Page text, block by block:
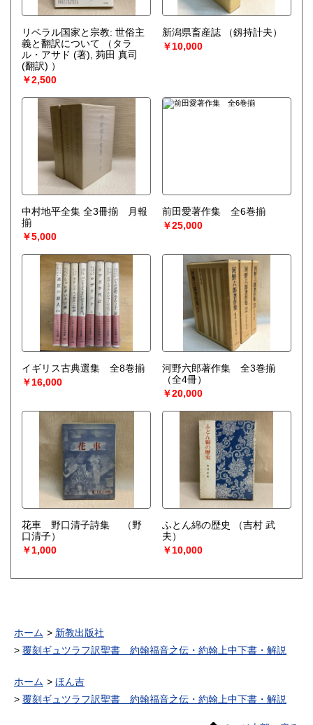
リベラル国家と宗教: 世俗主
義と翻訳について
（タラ
ル・アサド (著), 茢田 真司
(翻訳) ）
￥2,500
新潟県畜産誌
（釼持計夫）
￥10,000
中村地平全集 全3冊揃 月報
揃
￥5,000
前田愛著作集 全6巻揃
￥25,000
イギリス古典選集 全8巻揃
￥16,000
河野六郎著作集 全3巻揃
（全4冊）
￥20,000
花車 野口清子詩集
（野
口清子）
￥1,000
ふとん綿の歴史
（吉村 武
夫）
￥10,000
ホーム
新教出版社
覆刻ギュツラフ訳聖書 約翰福音之伝・約翰上中下書・解説
ホーム
ほん吉
覆刻ギュツラフ訳聖書 約翰福音之伝・約翰上中下書・解説